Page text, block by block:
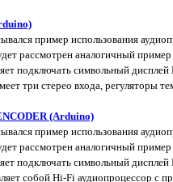
пример использования
рассмотрен аналогичный
подключать символьный
три стерео входа, регуляторы
(Arduino)
пример использования
рассмотрен аналогичный
подключать символьный
собой Hi-Fi аудиопроцессор с